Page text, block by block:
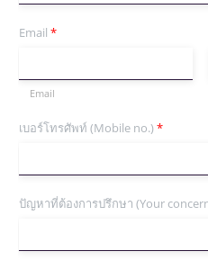
Email *
Email
เบอร์โทรศัพท์ (Mobile no.)*
ปัญหาที่ต้องการปรึกษา (Your